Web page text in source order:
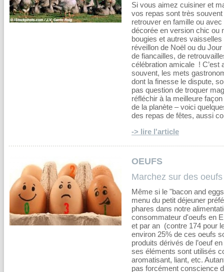
Si vous aimez cuisiner et
vos repas sont très
retrouver en famille ou
décorée en version chic ou
bougies et autres vaisselles
réveillon de Noël ou du Jour
de fiancailles, de
célébration amicale ! C’est
souvent, les mets
dont la finesse le dispute,
pas question de troquer
réfléchir à la meilleure
de la planète – voici
des repas de fêtes, aussi
-> lire l'article
OEUFS
Marchez sur des
Même si le "bacon and
menu du petit déjeuner
phares dans notre
consommateur d'oeufs en
et par an (contre 174 pour
environ 25% de ces oeufs
produits dérivés de l’oeuf
ses éléments sont utilisés
aromatisant, liant, etc.
pas forcément conscience